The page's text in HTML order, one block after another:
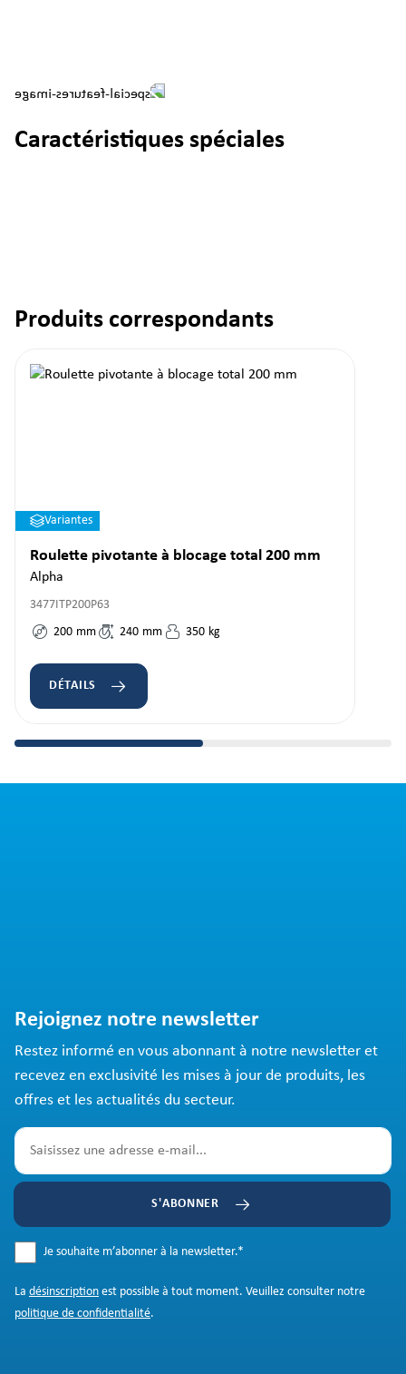
Caractéristiques spéciales
Ignorer la galerie de produits
Produits correspondants
Variantes
Roulette pivotante à blocage total 200 mm
Alpha
3477ITP200P63
200 mm 240 mm 350 kg
DÉTAILS
Rejoignez notre newsletter
Restez informé en vous abonnant à notre newsletter et
recevez en exclusivité les mises à jour de produits, les
offres et les actualités du secteur.
S'ABONNER
Je souhaite m’abonner à la newsletter.*
La désinscription est possible à tout moment. Veuillez consulter notre
politique de confidentialité.